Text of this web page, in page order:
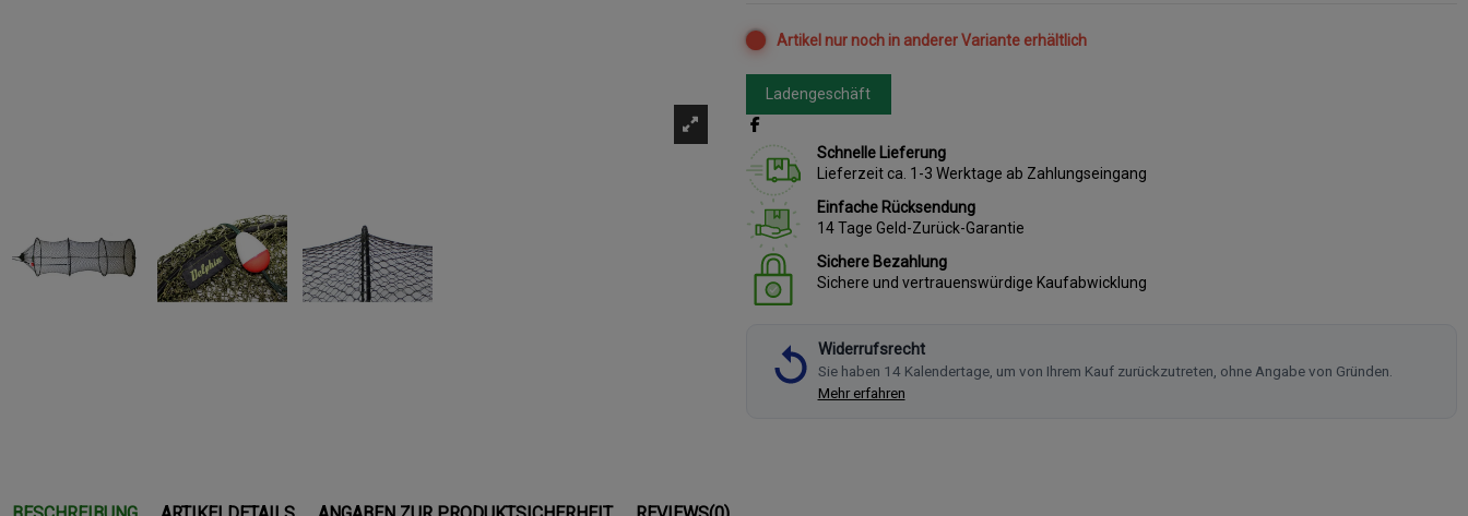
Artikel nur noch in anderer Variante erhältlich
Ladengeschäft
Schnelle Lieferung
Lieferzeit ca. 1-3 Werktage ab Zahlungseingang
Einfache Rücksendung
14 Tage Geld-Zurück-Garantie
Sichere Bezahlung
Sichere und vertrauenswürdige Kaufabwicklung
Widerrufsrecht
Sie haben 14 Kalendertage, um von Ihrem Kauf zurückzutreten, ohne Angabe von Gründen.
Mehr erfahren